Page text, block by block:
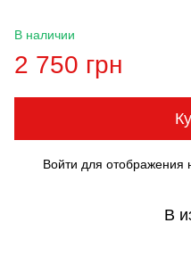
В наличии
2 750 грн
Войти для отображения
В